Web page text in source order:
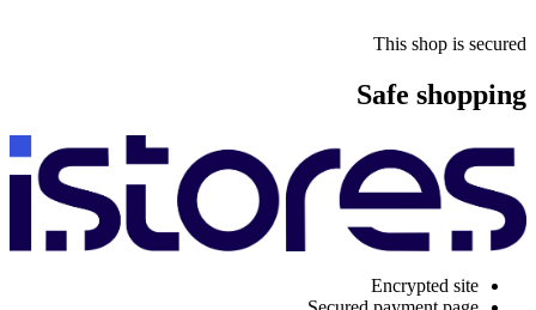
This shop is secured
Safe shopping
Encrypted site